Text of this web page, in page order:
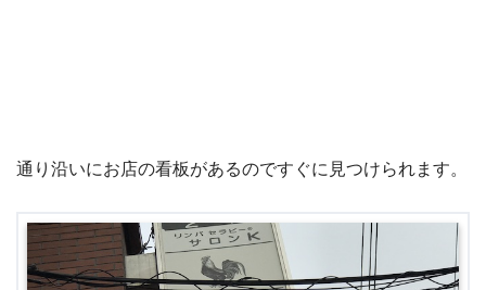
通り沿いにお店の看板があるのですぐに見つけられます。